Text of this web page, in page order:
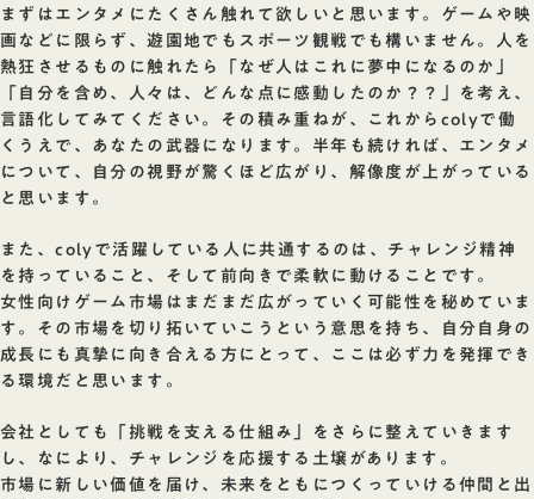
まずはエンタメにたくさん触れて欲しいと思います。ゲームや映
画などに限らず、遊園地でもスポーツ観戦でも構いません。人を
熱狂させるものに触れたら「なぜ人はこれに夢中になるのか」
「自分を含め、人々は、どんな点に感動したのか？？」を考え、
言語化してみてください。その積み重ねが、これからcolyで働
くうえで、あなたの武器になります。半年も続ければ、エンタメ
について、自分の視野が驚くほど広がり、解像度が上がっている
と思います。
また、colyで活躍している人に共通するのは、チャレンジ精神
を持っていること、そして前向きで柔軟に動けることです。
女性向けゲーム市場はまだまだ広がっていく可能性を秘めていま
す。その市場を切り拓いていこうという意思を持ち、自分自身の
成長にも真摯に向き合える方にとって、ここは必ず力を発揮でき
る環境だと思います。
会社としても「挑戦を支える仕組み」をさらに整えていきます
し、なにより、チャレンジを応援する土壌があります。
市場に新しい価値を届け、未来をともにつくっていける仲間と出